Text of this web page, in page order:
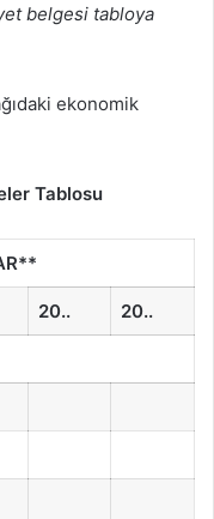
belgesi tabloya
ekonomik
Tablosu
20.. 20..